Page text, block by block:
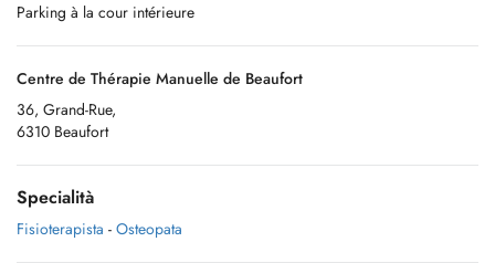
Parking à la cour intérieure
Centre de Thérapie Manuelle de Beaufort
36, Grand-Rue,
6310 Beaufort
Specialità
Fisioterapista - Osteopata